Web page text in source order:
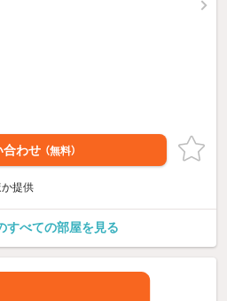
合わせ （無料）
提供
すべての部屋を見る